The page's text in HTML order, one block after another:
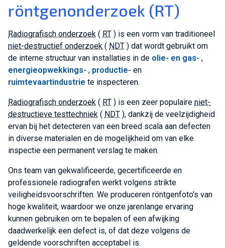
röntgenonderzoek (RT)
Radiografisch onderzoek ( RT ) is een vorm van traditioneel
niet-destructief onderzoek ( NDT ) dat wordt gebruikt om
de interne structuur van installaties in de olie- en gas- ,
energieopwekkings- , productie- en
ruimtevaartindustrie te inspecteren.
Radiografisch onderzoek ( RT ) is een zeer populaire niet-
destructieve testtechniek ( NDT ), dankzij de veelzijdigheid
ervan bij het detecteren van een breed scala aan defecten
in diverse materialen en de mogelijkheid om van elke
inspectie een permanent verslag te maken.
Ons team van gekwalificeerde, gecertificeerde en
professionele radiografen werkt volgens strikte
veiligheidsvoorschriften. We produceren röntgenfoto's van
hoge kwaliteit, waardoor we onze jarenlange ervaring
kunnen gebruiken om te bepalen of een afwijking
daadwerkelijk een defect is, of dat deze volgens de
geldende voorschriften acceptabel is.